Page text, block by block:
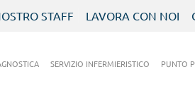
STAFF LAVORA CON NOI
SERVIZIO INFERMIERISTICO PUNTO